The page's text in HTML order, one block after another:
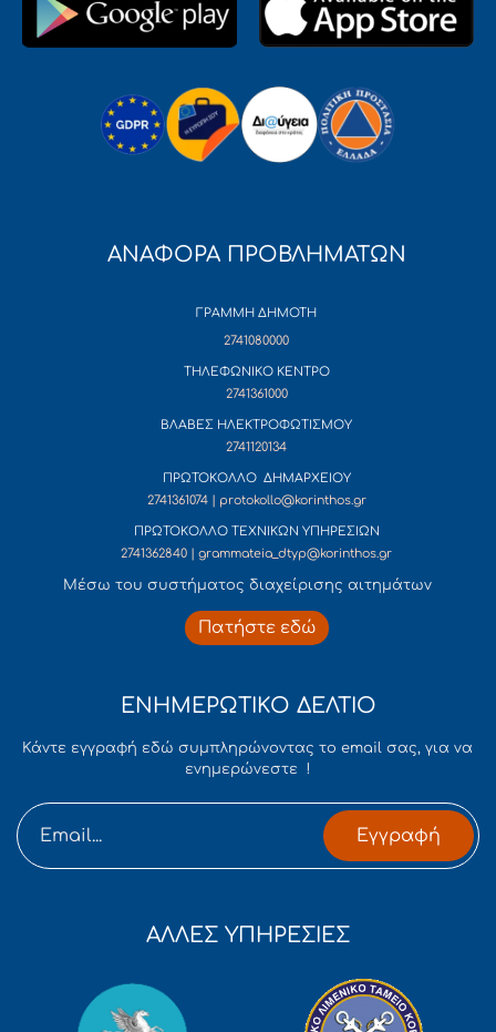
ΑΝΑΦΟΡΑ ΠΡΟΒΛΗΜΑΤΩΝ
ΓΡΑΜΜΗ ΔΗΜΟΤΗ
2741080000
ΤΗΛΕΦΩΝΙΚΟ ΚΕΝΤΡΟ
2741361000
ΒΛΑΒΕΣ ΗΛΕΚΤΡΟΦΩΤΙΣΜΟΥ
2741120134
ΠΡΩΤΟΚΟΛΛΟ ΔΗΜΑΡΧΕΙΟΥ
2741361074 | protokollo@korinthos.gr
ΠΡΩΤΟΚΟΛΛΟ ΤΕΧΝΙΚΩΝ ΥΠΗΡΕΣΙΩΝ
2741362840 | grammateia_dtyp@korinthos.gr
Mέσω του συστήματος διαχείρισης αιτημάτων
Πατήστε εδώ
ΕΝΗΜΕΡΩΤΙΚΟ ΔΕΛΤΙΟ
Κάντε εγγραφή εδώ συμπληρώνοντας το email σας, για να
ενημερώνεστε !
Εγγραφή
ΑΛΛΕΣ ΥΠΗΡΕΣΙΕΣ